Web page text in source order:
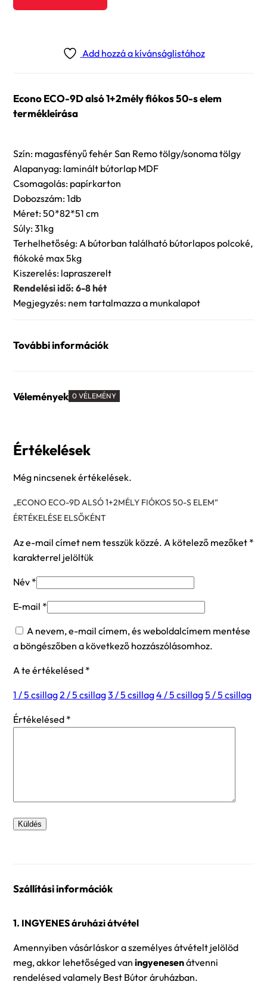
Add hozzá a kívánságlistához
Econo ECO-9D alsó 1+2mély fiókos 50-s elem
termékleírása
Szín: magasfényű fehér San Remo tölgy/sonoma tölgy
Alapanyag: laminált bútorlap MDF
Csomagolás: papírkarton
Dobozszám: 1db
Méret: 50*82*51 cm
Súly: 31kg
Terhelhetőség: A bútorban található bútorlapos polcoké,
fiókoké max 5kg
Kiszerelés: lapraszerelt
Rendelési idő: 6-8 hét
Megjegyzés: nem tartalmazza a munkalapot
További információk
Vélemények 0 VÉLEMÉNY
Értékelések
Még nincsenek értékelések.
„ECONO ECO-9D ALSÓ 1+2MÉLY FIÓKOS 50-S ELEM”
ÉRTÉKELÉSE ELSŐKÉNT
Az e-mail címet nem tesszük közzé. A kötelező mezőket *
karakterrel jelöltük
Név *
E-mail *
A nevem, e-mail címem, és weboldalcímem mentése
a böngészőben a következő hozzászólásomhoz.
A te értékelésed *
1 / 5 csillag2 / 5 csillag3 / 5 csillag4 / 5 csillag5 / 5 csillag
Értékelésed *
Szállítási információk
1. INGYENES áruházi átvétel
Amennyiben vásárláskor a személyes átvételt jelölöd
meg, akkor lehetőséged van ingyenesenátvenni
rendelésed valamely Best Bútor áruházban.